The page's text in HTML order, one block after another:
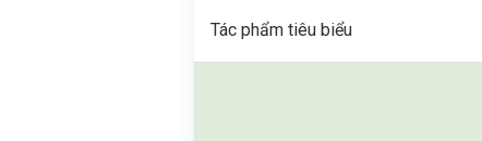
Tác phẩm tiêu biểu